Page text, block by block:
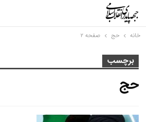
خانه حج صفحه ۲
برچسب
حج